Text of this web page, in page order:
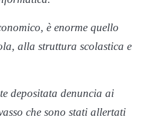
è enorme quello
alla struttura scolastica e
depositata denuncia ai
che sono stati allertati